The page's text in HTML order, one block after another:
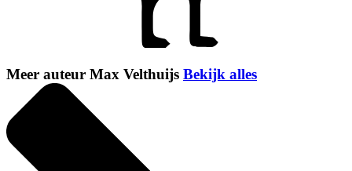
Meer auteur Max Velthuijs Bekijk alles